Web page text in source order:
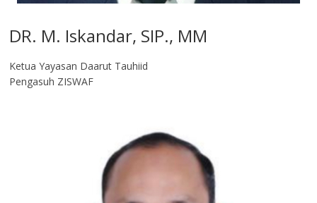
DR. M. Iskandar, SIP., MM
Ketua Yayasan Daarut Tauhiid
Pengasuh ZISWAF